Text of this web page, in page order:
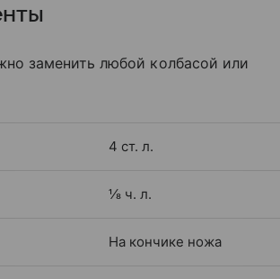
заменить любой колбасой или
4 ст. л.
⅛ ч. л.
На кончике ножа